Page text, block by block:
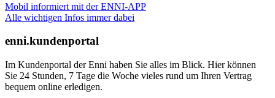
Mobil informiert mit der ENNI-APP
Alle wichtigen Infos immer dabei
enni.kundenportal
Im Kundenportal der Enni haben Sie alles im Blick. Hier können
Sie 24 Stunden, 7 Tage die Woche vieles rund um Ihren Vertrag
bequem online erledigen.